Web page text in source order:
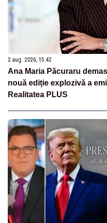
2 aug. 2026, 15:42
Ana Maria Păcuraru
nouă ediție explozivă a
Realitatea PLUS